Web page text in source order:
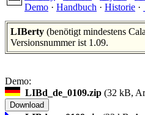
Demo · Handbuch · Historie ·
LIBerty (benötigt mindestens
Versionsnummer ist 1.09.
Demo:
LIBd_de_0109.zip (32 kB,